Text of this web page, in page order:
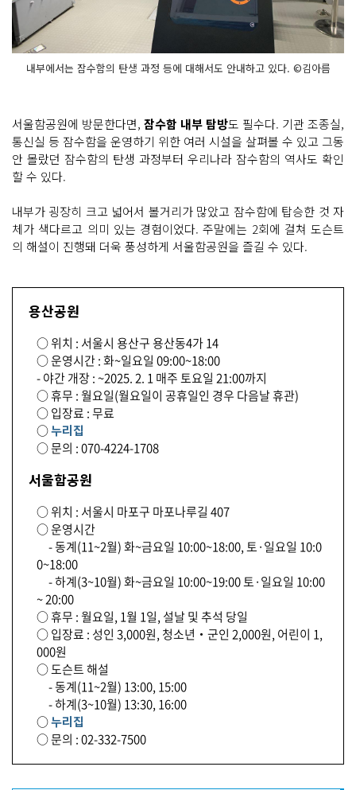
내부에서는 잠수함의 탄생 과정 등에 대해서도 안내하고 있다. ©김아름
서울함공원에 방문한다면, 잠수함 내부 탐방도 필수다. 기관 조종실,
통신실 등 잠수함을 운영하기 위한 여러 시설을 살펴볼 수 있고 그동
안 몰랐던 잠수함의 탄생 과정부터 우리나라 잠수함의 역사도 확인
할 수 있다.
내부가 굉장히 크고 넓어서 볼거리가 많았고 잠수함에 탑승한 것 자
체가 색다르고 의미 있는 경험이었다. 주말에는 2회에 걸쳐 도슨트
의 해설이 진행돼 더욱 풍성하게 서울함공원을 즐길 수 있다.
용산공원
○ 위치 : 서울시 용산구 용산동4가 14
○ 운영시간 : 화~일요일 09:00~18:00
- 야간 개장 : ~2025. 2. 1 매주 토요일 21:00까지
○ 휴무 : 월요일(월요일이 공휴일인 경우 다음날 휴관)
○ 입장료 : 무료
○누리집
○ 문의 : 070-4224-1708
서울함공원
○ 위치 : 서울시 마포구 마포나루길 407
○ 운영시간
- 동계(11~2월) 화~금요일 10:00~18:00, 토·일요일 10:0
0~18:00
- 하계(3~10월) 화~금요일 10:00~19:00 토·일요일 10:00
~ 20:00
○ 휴무 : 월요일, 1월 1일, 설날 및 추석 당일
○ 입장료 : 성인 3,000원, 청소년‧군인 2,000원, 어린이 1,
000원
○ 도슨트 해설
- 동계(11~2월) 13:00, 15:00
- 하계(3~10월) 13:30, 16:00
○누리집
○ 문의 : 02-332-7500